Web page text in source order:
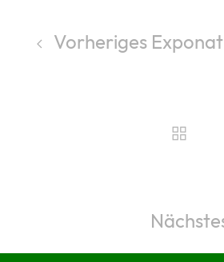
Vorheriges Exponat